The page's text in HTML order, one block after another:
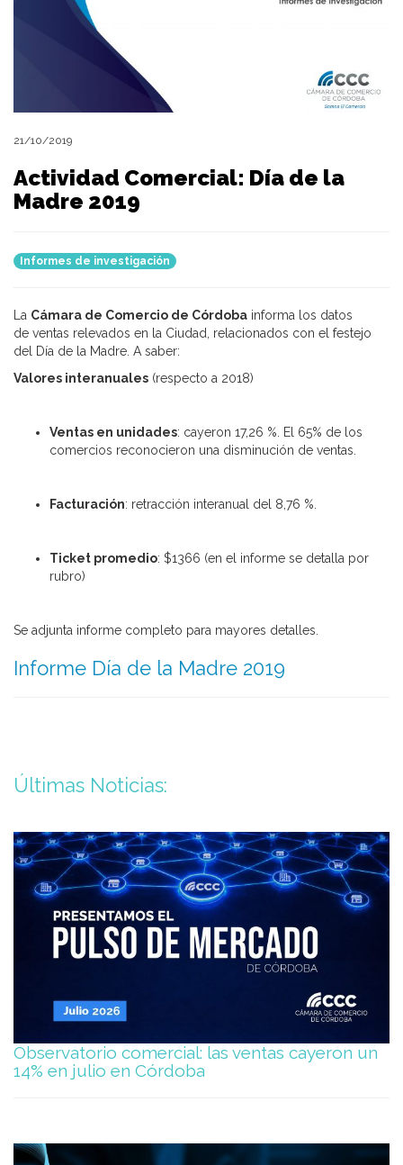
21/10/2019
Actividad Comercial: Día de la
Madre 2019
Informes de investigación
La Cámara de Comercio de Córdoba informa los datos
de ventas relevados en la Ciudad, relacionados con el festejo
del Día de la Madre. A saber:
Valores interanuales (respecto a 2018)
Ventas en unidades: cayeron 17,26 %. El 65% de los
comercios reconocieron una disminución de ventas.
Facturación: retracción interanual del 8,76 %.
Ticket promedio: $1366 (en el informe se detalla por
rubro)
Se adjunta informe completo para mayores detalles.
Informe Día de la Madre 2019
Últimas Noticias:
Observatorio comercial: las ventas cayeron un
14% en julio en Córdoba